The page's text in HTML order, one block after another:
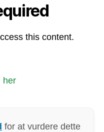
this content.
her
for at vurdere dette